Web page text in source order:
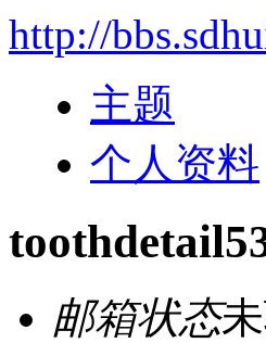
http://
主题
个人资料
邮箱状态